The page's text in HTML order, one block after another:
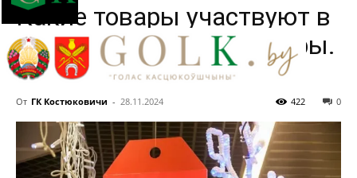
Какие товары участвуют в
акции «На родныя тавары.
Навагодняя знiжка»
От ГК Костюковичи - 28.11.2024 0
422